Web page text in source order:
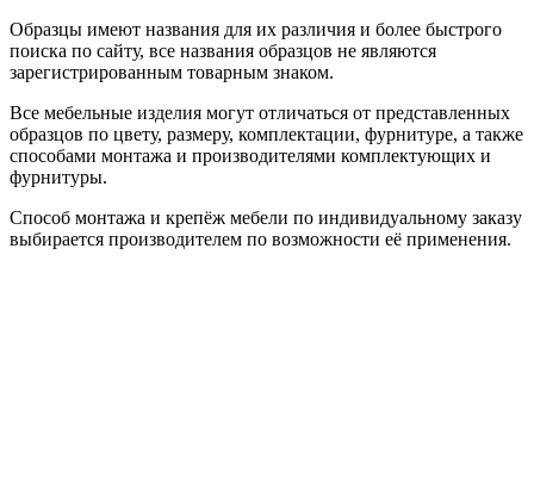
Образцы имеют названия для их различия и более быстрого
поиска по сайту, все названия образцов не являются
зарегистрированным товарным знаком.
Все мебельные изделия могут отличаться от представленных
образцов по цвету, размеру, комплектации, фурнитуре, а также
способами монтажа и производителями комплектующих и
фурнитуры.
Способ монтажа и крепёж мебели по индивидуальному заказу
выбирается производителем по возможности её применения.